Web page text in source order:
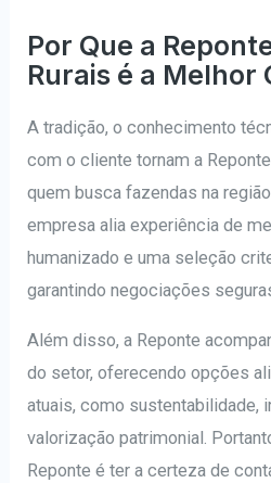
Por Que a
Rurais é a Melhor
A tradição, o conhecimento
com o cliente tornam a
quem busca fazendas na
empresa alia experiência de
humanizado e uma seleção
garantindo negociações
Além disso, a Reponte
do setor, oferecendo opções
atuais, como sustentabilidade,
valorização patrimonial.
Reponte é ter a certeza de